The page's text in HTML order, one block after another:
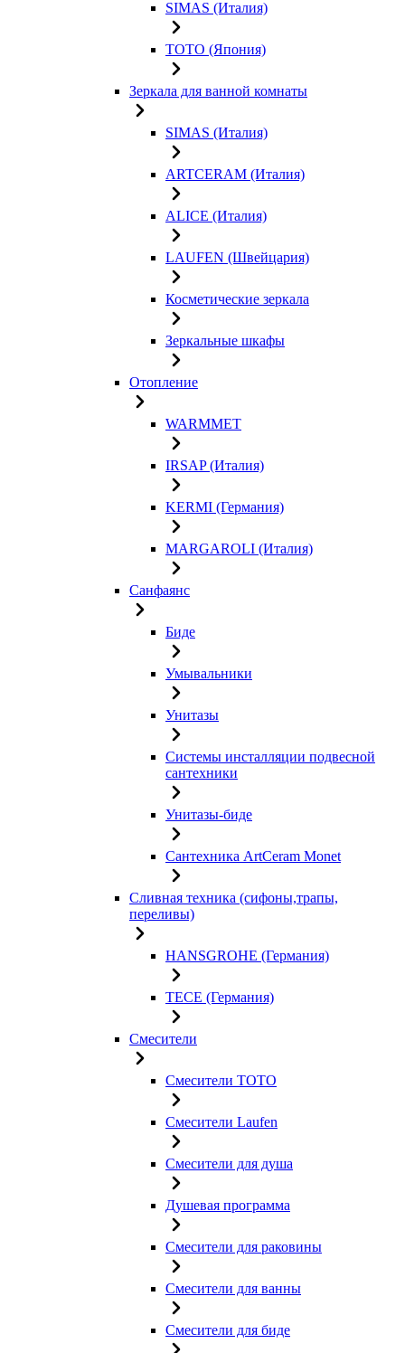
SIMAS (Италия)
TOTO (Япония)
Зеркала для ванной комнаты
SIMAS (Италия)
ARTCERAM (Италия)
ALICE (Италия)
LAUFEN (Швейцария)
Косметические зеркала
Зеркальные шкафы
Отопление
WARMMET
IRSAP (Италия)
KERMI (Германия)
MARGAROLI (Италия)
Санфаянс
Биде
Умывальники
Унитазы
Системы инсталляции подвесной
сантехники
Унитазы-биде
Сантехника ArtCeram Monet
Сливная техника (сифоны,трапы,
переливы)
HANSGROHE (Германия)
TECE (Германия)
Смесители
Смесители TOTO
Смесители Laufen
Смесители для душа
Душевая программа
Смесители для раковины
Смесители для ванны
Смесители для биде